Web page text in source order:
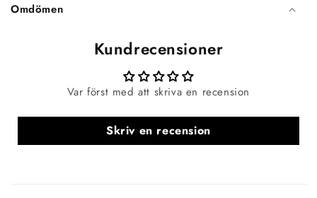
Omdömen
Kundrecensioner
Var först med att skriva en recension
Skriv en recension